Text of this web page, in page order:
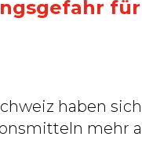
haben
mehr